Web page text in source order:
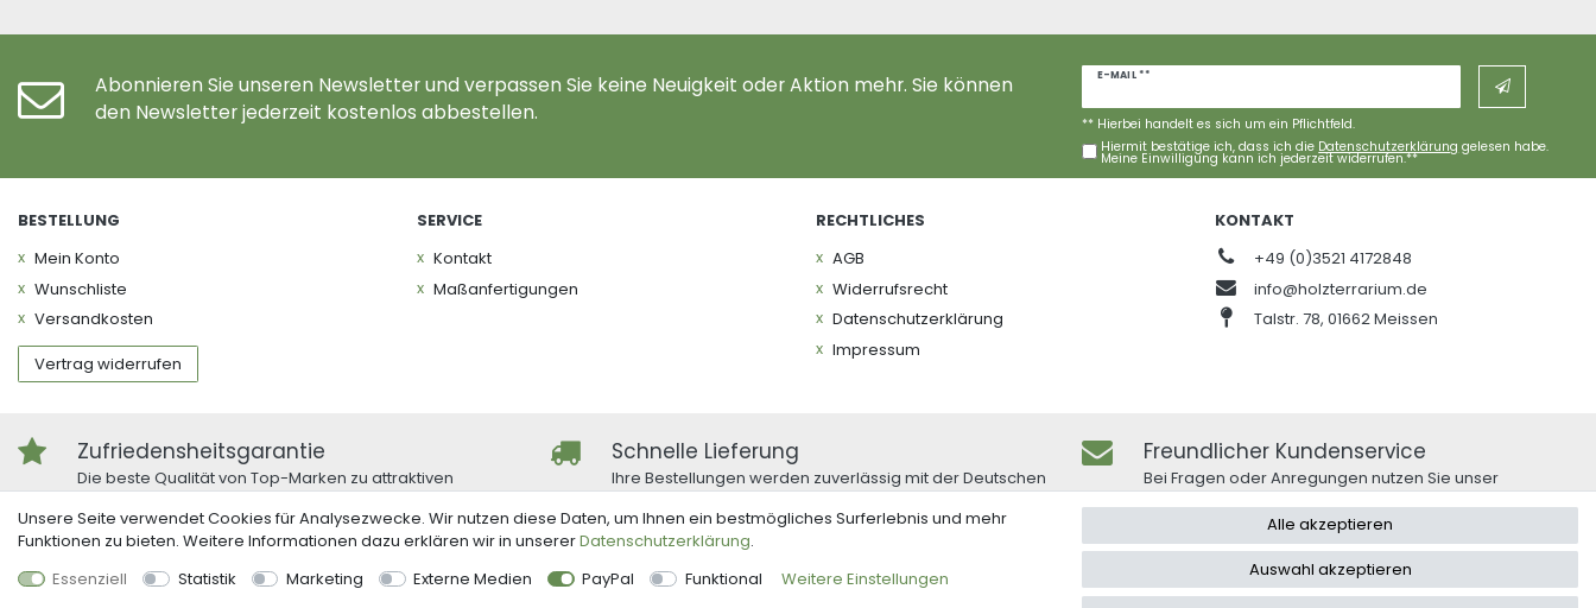
FRAGEN ZUM ARTIKEL
Abonnieren Sie unseren Newsletter und verpassen Sie keine Neuigkeit oder Aktion mehr. Sie können
den Newsletter jederzeit kostenlos abbestellen.
E-MAIL **
Newsletter
Hiermit bestätige ich, dass ich die Daten­schutz­erklärung gelesen habe.
Meine Einwilligung kann ich jederzeit widerrufen.**
** Hierbei handelt es sich um ein Pflichtfeld.
BESTELLUNG
Mein Konto
Wunschliste
Versandkosten
Vertrag widerrufen
SERVICE
Kontakt
Maßanfertigungen
RECHTLICHES
AGB
Widerrufs­recht
Daten­schutz­erklärung
Impressum
KONTAKT
+49 (0)3521 4172848
info@holzterrarium.de
Talstr. 78, 01662 Meissen
Zufriedensheitsgarantie
Die beste Qualität von Top-Marken zu attraktiven
Schnelle Lieferung
Ihre Bestellungen werden zuverlässig mit der Deutschen
Freundlicher Kundenservice
Bei Fragen oder Anregungen nutzen Sie unser
Alle Preise inkl. MwSt., zzgl. Versandkosten
Unsere Seite verwendet Cookies für Analysezwecke. Wir nutzen diese Daten, um Ihnen ein bestmögliches Surferlebnis und mehr
Funktionen zu bieten. Weitere Informationen dazu erklären wir in unsererDaten­schutz­erklärung.
Essenziell
Statistik Marketing Externe Medien PayPal Funktional Weitere Einstellungen
Alle akzeptieren
Auswahl akzeptieren